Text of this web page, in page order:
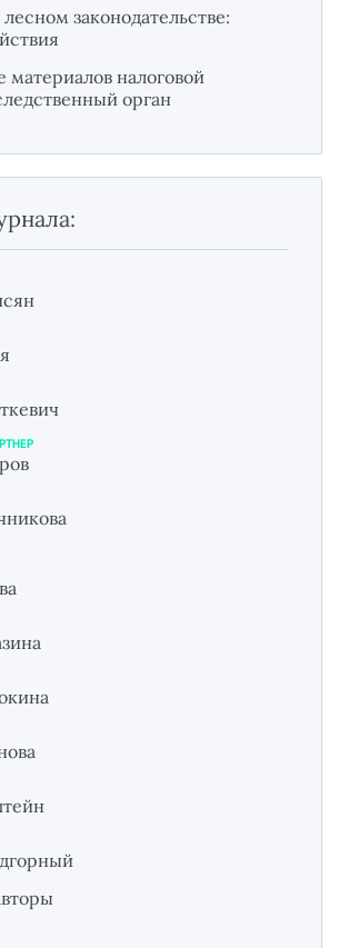
законодательстве:
материалов налоговой
орган